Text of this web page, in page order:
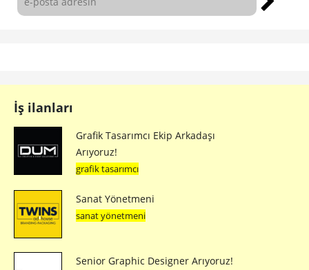
İş ilanları
Grafik Tasarımcı Ekip Arkadaşı
Arıyoruz!
grafik tasarımcı
Sanat Yönetmeni
sanat yönetmeni
Senior Graphic Designer Arıyoruz!